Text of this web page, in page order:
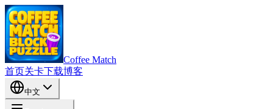
Coffee Match
首页关卡下载博客
中文